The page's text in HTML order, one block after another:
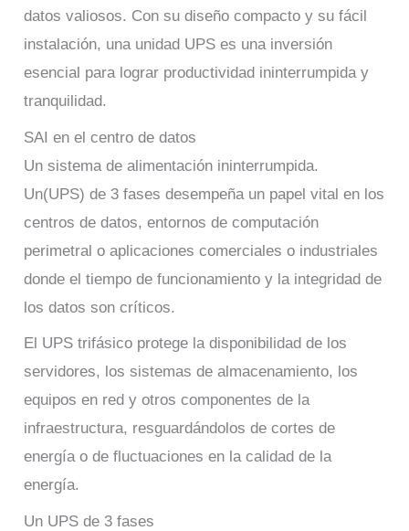
datos valiosos. Con su diseño compacto y su fácil
instalación, una unidad UPS es una inversión
esencial para lograr productividad ininterrumpida y
tranquilidad.
SAI en el centro de datos
Un sistema de alimentación ininterrumpida.
Un(UPS) de 3 fases desempeña un papel vital en los
centros de datos, entornos de computación
perimetral o aplicaciones comerciales o industriales
donde el tiempo de funcionamiento y la integridad de
los datos son críticos.
El UPS trifásico protege la disponibilidad de los
servidores, los sistemas de almacenamiento, los
equipos en red y otros componentes de la
infraestructura, resguardándolos de cortes de
energía o de fluctuaciones en la calidad de la
energía.
Un UPS de 3 fases